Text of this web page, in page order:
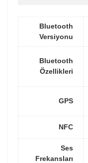
Bluetooth
Versiyonu
Bluetooth
Özellikleri
GPS
NFC
Ses
Frekansları